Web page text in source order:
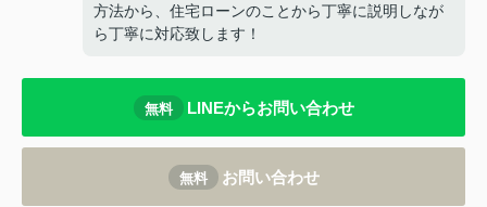
方法から、住宅ローンのことから丁寧に説明しなが
ら丁寧に対応致します！
無料 LINEからお問い合わせ
無料 お問い合わせ